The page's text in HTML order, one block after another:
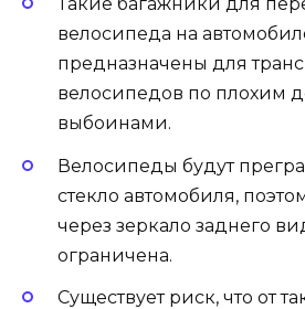
Такие багажники для
велосипеда на
предназначены для
велосипедов по плохим
выбоинами.
Велосипеды будут
стекло автомобиля,
через зеркало заднего
ограничена.
Существует риск, что от